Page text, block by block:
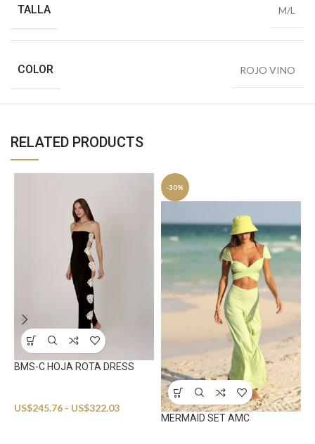
TALLA M/L
COLOR ROJO VINO
RELATED PRODUCTS
BMS-C HOJA ROTA DRESS
US$245.76 - US$322.03
-30%
MERMAID SET AMC